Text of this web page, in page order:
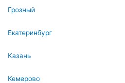
Грозный
Екатеринбург
Казань
Кемерово